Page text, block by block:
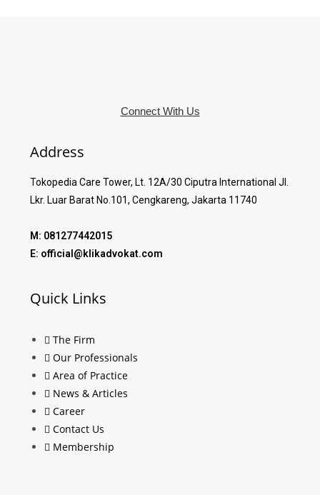
Connect With Us
Address
Tokopedia Care Tower, Lt. 12A/30 Ciputra International Jl.
Lkr. Luar Barat No.101, Cengkareng, Jakarta 11740
M: 081277442015
E: official@klikadvokat.com
Quick Links
The Firm
Our Professionals
Area of Practice
News & Articles
Career
Contact Us
Membership